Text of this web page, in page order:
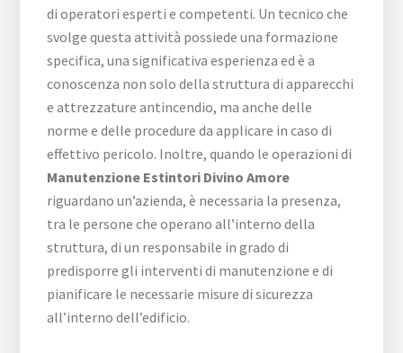
di operatori esperti e competenti. Un tecnico che
svolge questa attività possiede una formazione
specifica, una significativa esperienza ed è a
conoscenza non solo della struttura di apparecchi
e attrezzature antincendio, ma anche delle
norme e delle procedure da applicare in caso di
effettivo pericolo. Inoltre, quando le operazioni di
Manutenzione Estintori Divino Amore
riguardano un’azienda, è necessaria la presenza,
tra le persone che operano all’interno della
struttura, di un responsabile in grado di
predisporre gli interventi di manutenzione e di
pianificare le necessarie misure di sicurezza
all’interno dell’edificio.